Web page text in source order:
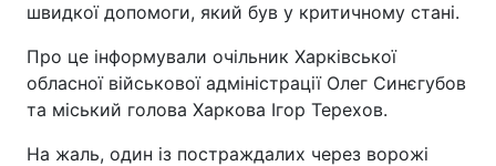
швидкої допомоги, який був у критичному стані.
Про це інформували очільник Харківської
обласної військової адміністрації Олег Синєгубов
та міський голова Харкова Ігор Терехов.
На жаль, один із постраждалих через ворожі